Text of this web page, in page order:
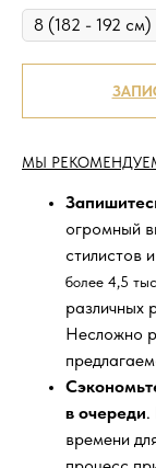
МЫ
огромный
стилистов
более 4,5
различных
Несложно
в очереди.
времени